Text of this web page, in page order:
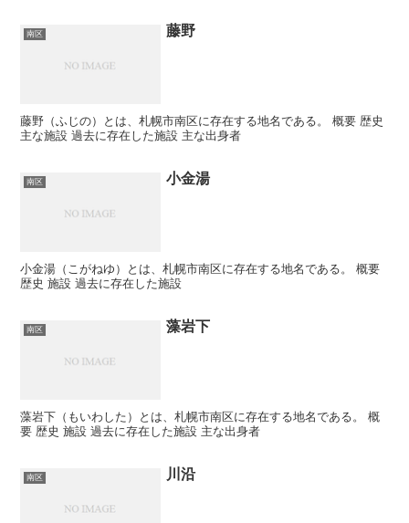
南区 藤野
藤野（ふじの）とは、札幌市南区に存在する地名である。 概要 歴史
主な施設 過去に存在した施設 主な出身者
南区 小金湯
小金湯（こがねゆ）とは、札幌市南区に存在する地名である。 概要
歴史 施設 過去に存在した施設
南区 藻岩下
藻岩下（もいわした）とは、札幌市南区に存在する地名である。 概
要 歴史 施設 過去に存在した施設 主な出身者
南区 川沿